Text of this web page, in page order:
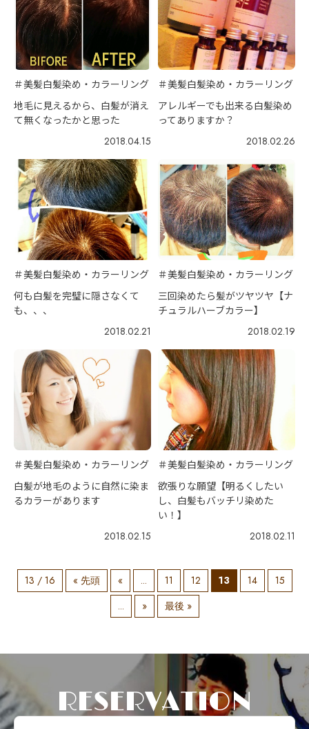
＃美髪白髪染め・カラーリング
地毛に見えるから、白髪が消え
て無くなったかと思った
2018.04.15
＃美髪白髪染め・カラーリング
アレルギーでも出来る白髪染め
ってありますか？
2018.02.26
＃美髪白髪染め・カラーリング
何も白髪を完璧に隠さなくて
も、、、
2018.02.21
＃美髪白髪染め・カラーリング
三回染めたら髪がツヤツヤ【ナ
チュラルハーブカラー】
2018.02.19
＃美髪白髪染め・カラーリング
白髪が地毛のように自然に染ま
るカラーがあります
2018.02.15
＃美髪白髪染め・カラーリング
欲張りな願望【明るくしたい
し、白髪もバッチリ染めた
い！】
2018.02.11
13 / 16 « 先頭 « ... 11 12 13 14
15
...
» 最後 »
RESERVATION